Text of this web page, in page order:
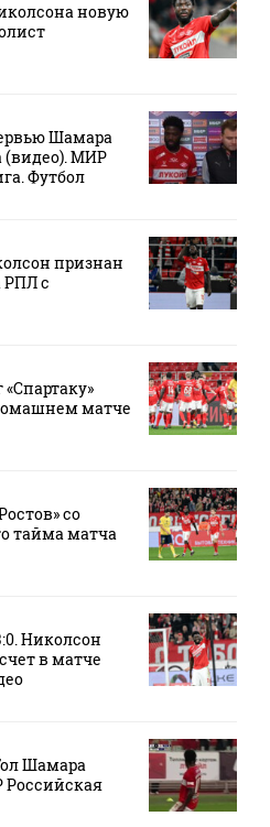
новую
Шамара
(видео). МИР
Футбол
признан
с
матче
со
тайма матча
Николсон
в матче
Шамара